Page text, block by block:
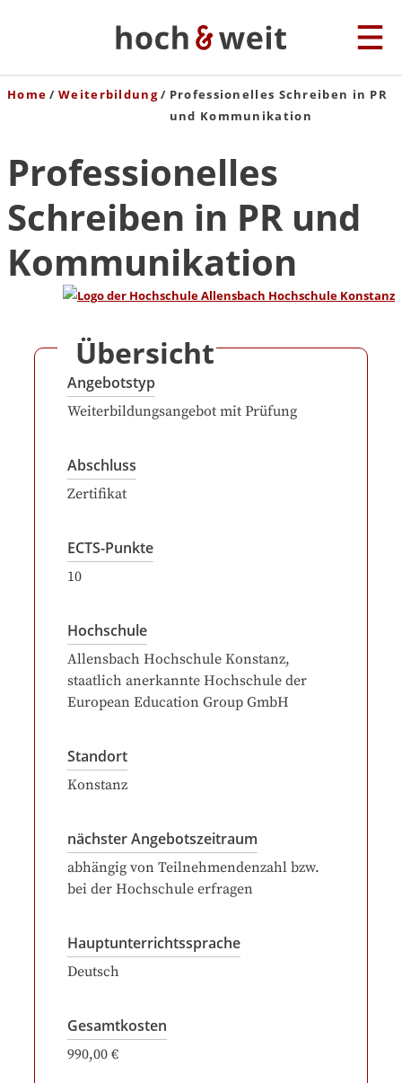
Home Weiterbildung
Professionelles Schreiben in PR
und Kommunikation
Professionelles
Schreiben in PR und
Kommunikation
Übersicht
Angebotstyp
Weiterbildungsangebot mit Prüfung
Abschluss
Zertifikat
ECTS-Punkte
10
Hochschule
Allensbach Hochschule Konstanz,
staatlich anerkannte Hochschule der
European Education Group GmbH
Standort
Konstanz
nächster Angebotszeitraum
abhängig von Teilnehmendenzahl bzw.
bei der Hochschule erfragen
Hauptunterrichtssprache
Deutsch
Gesamtkosten
990,00 €